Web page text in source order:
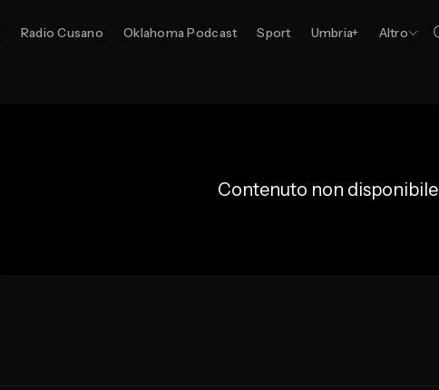
Radio Cusano Oklahoma Podcast Sport Umbria+ Altro
Contenuto non disponibile